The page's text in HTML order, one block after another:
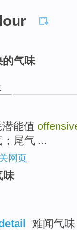
的气味
能值
尾气 ...
网页
味
难闻气味